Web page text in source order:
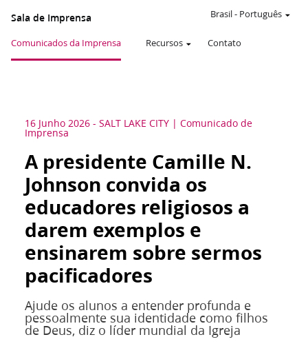
Sala de Imprensa
Comunicados da Imprensa Recursos Contato
Brasil- Português
16 Junho 2026 - SALT LAKE CITY Comunicado de
Imprensa
A presidente Camille N.
Johnson convida os
educadores religiosos a
darem exemplos e
ensinarem sobre sermos
pacificadores
Ajude os alunos a entender profunda e
pessoalmente sua identidade como filhos
de Deus, diz o líder mundial da Igreja